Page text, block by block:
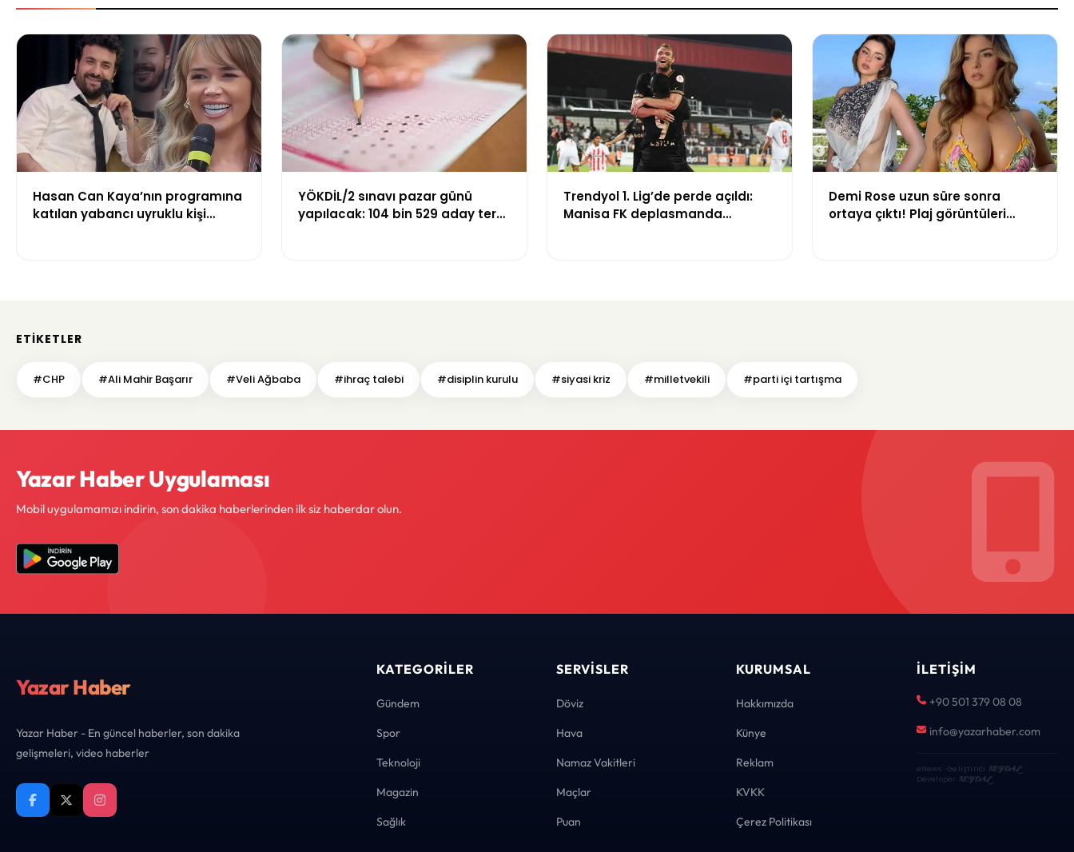
Hasan Can Kaya’nın programına
katılan yabancı uyruklu kişi
YÖKDİL/2 sınavı pazar günü
yapılacak: 104 bin 529 aday ter
Trendyol 1. Lig’de perde açıldı:
Manisa FK deplasmanda
Demi Rose uzun süre sonra
ortaya çıktı! Plaj görüntüleri
ETIKETLER
#CHP #Ali Mahir Başarır #Veli Ağbaba #ihraç talebi #disiplin kurulu #siyasi kriz #milletvekili #parti içi tartışma
Yazar Haber Uygulaması
Mobil uygulamamızı indirin, son dakika haberlerinden ilk siz haberdar olun.
Yazar Haber
Yazar Haber - En güncel haberler, son dakika
gelişmeleri, video haberler
KATEGORILER
Gündem
Spor
Teknoloji
Magazin
Sağlık
SERVISLER
Döviz
Hava
Namaz Vakitleri
Maçlar
Puan
KURUMSAL
Hakkımızda
Künye
Reklam
KVKK
Çerez Politikası
İLETIŞIM
+90 501 379 08 08
info@yazarhaber.com
eNews · Geliştirici KEYDAL·
Developer KEYDAL